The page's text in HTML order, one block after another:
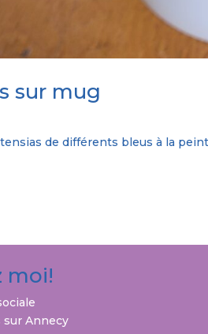
sur mug
de différents bleus à la
moi!
sur Annecy